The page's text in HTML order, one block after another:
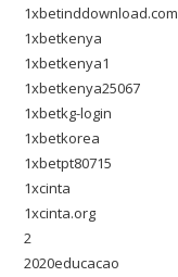
1xbetinddownload.com
1xbetkenya
1xbetkenya1
1xbetkenya25067
1xbetkg-login
1xbetkorea
1xbetpt80715
1xcinta
1xcinta.org
2
2020educacao